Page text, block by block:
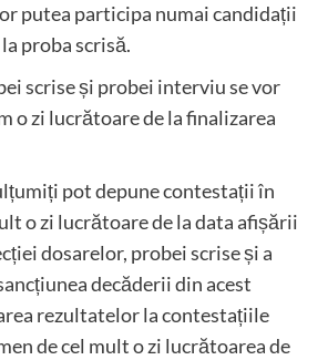
putea participa numai candidații
proba scrisă.
scrise și probei interviu se vor
o zi lucrătoare de la finalizarea
pot depune contestații în
o zi lucrătoare de la data afișării
dosarelor, probei scrise și a
decăderii din acest
rezultatelor la contestațiile
de cel mult o zi lucrătoarea de